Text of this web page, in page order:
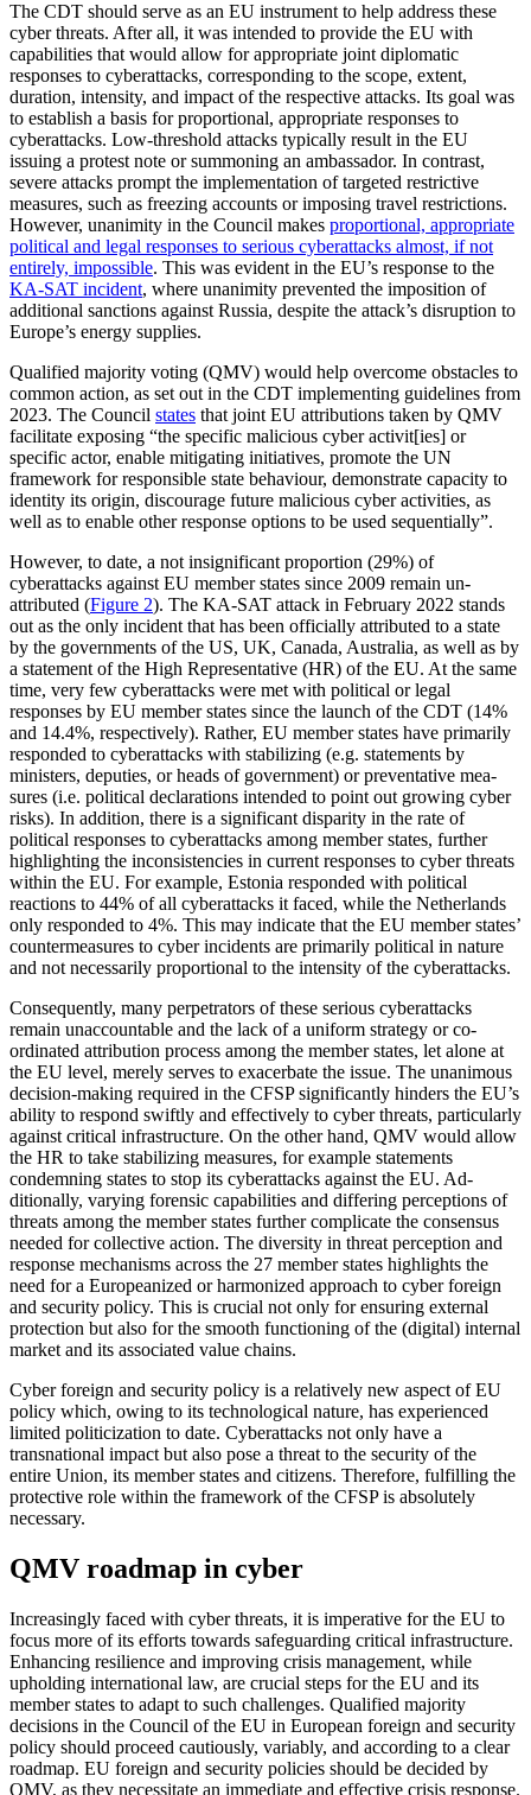
The CDT should serve as an EU instrument to help address these
cyber threats. After all, it was intended to provide the EU with
capabilities that would allow for appropriate joint diplomatic
responses to cyber­attacks, corresponding to the scope, extent,
duration, intensity, and impact of the respec­tive attacks. Its goal was
to establish a basis for proportional, appropriate responses to
cyberattacks. Low-threshold attacks typi­cally result in the EU
issuing a protest note or summoning an ambassador. In contrast,
severe attacks prompt the implementation of targeted restrictive
measures, such as freezing accounts or imposing travel restric­tions.
However, unanimity in the Council makes proportional, appropriate
political and legal responses to serious cyberattacks almost, if not
entirely, impossible. This was evident in the EU’s response to the
KA-SAT incident, where unanimity prevented the imposition of
additional sanctions against Russia, despite the attack’s disruption to
Europe’s energy supplies.
Qualified majority voting (QMV) would help overcome obstacles to
common action, as set out in the CDT implementing guide­lines from
2023. The Council states that joint EU attributions taken by QMV
facili­tate exposing “the specific malicious cyber activit[ies] or
specific actor, enable mitigating initiatives, promote the UN
framework for responsible state behaviour, demonstrate capacity to
identity its origin, discour­age future malicious cyber activities, as
well as to enable other response options to be used sequentially”.
However, to date, a not insignificant proportion (29%) of
cyberattacks against EU member states since 2009 remain un­
attributed (Figure 2). The KA-SAT attack in February 2022 stands
out as the only in­cident that has been officially attributed to a state
by the governments of the US, UK, Canada, Australia, as well as by
a statement of the High Representative (HR) of the EU. At the same
time, very few cyberattacks were met with political or legal
responses by EU member states since the launch of the CDT (14%
and 14.4%, respectively). Rather, EU member states have primarily
responded to cyberattacks with stabilizing (e.g. statements by
ministers, deputies, or heads of government) or preventative mea­
sures (i.e. political declarations intended to point out growing cyber
risks). In addition, there is a significant disparity in the rate of
political responses to cyberattacks among member states, further
highlighting the inconsistencies in current responses to cyber threats
within the EU. For example, Estonia responded with political
reactions to 44% of all cyberattacks it faced, while the Netherlands
only responded to 4%. This may indicate that the EU member states’
countermeasures to cyber incidents are primarily political in nature
and not neces­sarily proportional to the intensity of the cyberattacks.
Consequently, many perpetrators of these serious cyberattacks
remain unaccountable and the lack of a uniform strategy or co­
ordinated attribution process among the member states, let alone at
the EU level, merely serves to exacerbate the issue. The unanimous
decision-making required in the CFSP significantly hinders the EU’s
ability to respond swiftly and effectively to cyber threats, particularly
against critical infra­structure. On the other hand, QMV would allow
the HR to take stabilizing measures, for example statements
condemning states to stop its cyberattacks against the EU. Ad­
ditionally, varying forensic capabilities and differing perceptions of
threats among the member states further complicate the con­sensus
needed for collective action. The diversity in threat perception and
response mechanisms across the 27 member states highlights the
need for a Europeanized or harmonized approach to cyber foreign
and security policy. This is crucial not only for ensuring external
protection but also for the smooth functioning of the (digital) internal
market and its associated value chains.
Cyber foreign and security policy is a relatively new aspect of EU
policy which, owing to its technological nature, has experienced
limited politicization to date. Cyberattacks not only have a
transnational impact but also pose a threat to the security of the
entire Union, its member states and citizens. Therefore, fulfilling the
protective role within the framework of the CFSP is absolutely
necessary.
QMV roadmap in cyber
Increasingly faced with cyber threats, it is imperative for the EU to
focus more of its efforts towards safeguarding critical infra­structure.
Enhancing resilience and improv­ing crisis management, while
upholding international law, are crucial steps for the EU and its
member states to adapt to such challenges. Qualified majority
decisions in the Council of the EU in European foreign and security
policy should proceed cau­tious­ly, variably, and according to a clear
roadmap. EU foreign and security policies should be decided by
QMV, as they neces­sitate an immediate and effective crisis response.